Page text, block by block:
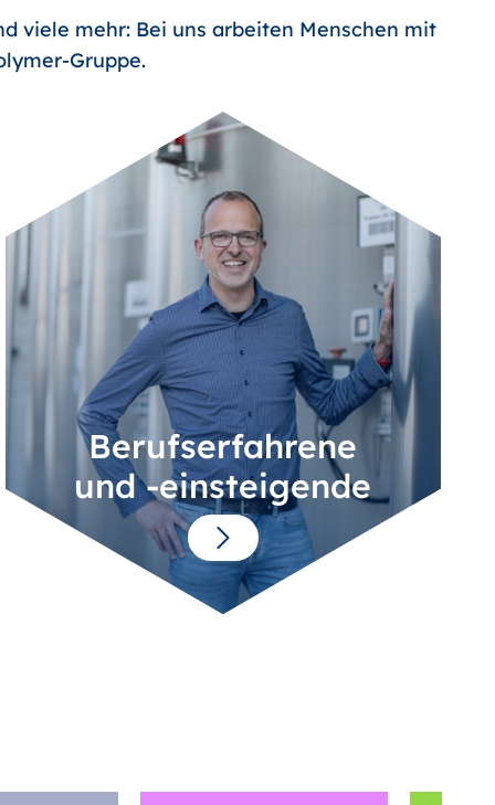
viele mehr: Bei uns arbeiten Menschen mit
Gruppe.
Berufserfahrene
und -einsteigende